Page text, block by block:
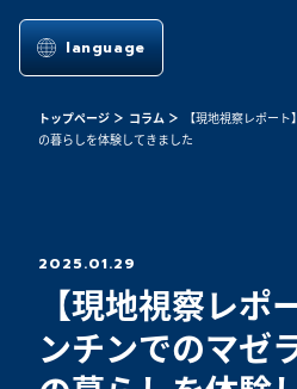
language
トップページ コラム
【現地視察レポー
の暮らしを体験してきました
2025.01.29
【現地視察レポ
ンチンでのマゼ